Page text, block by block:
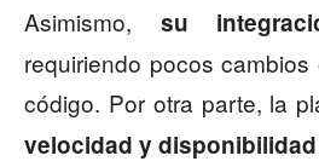
Asimismo, su
requiriendo pocos
código. Por otra parte, la
velocidad y